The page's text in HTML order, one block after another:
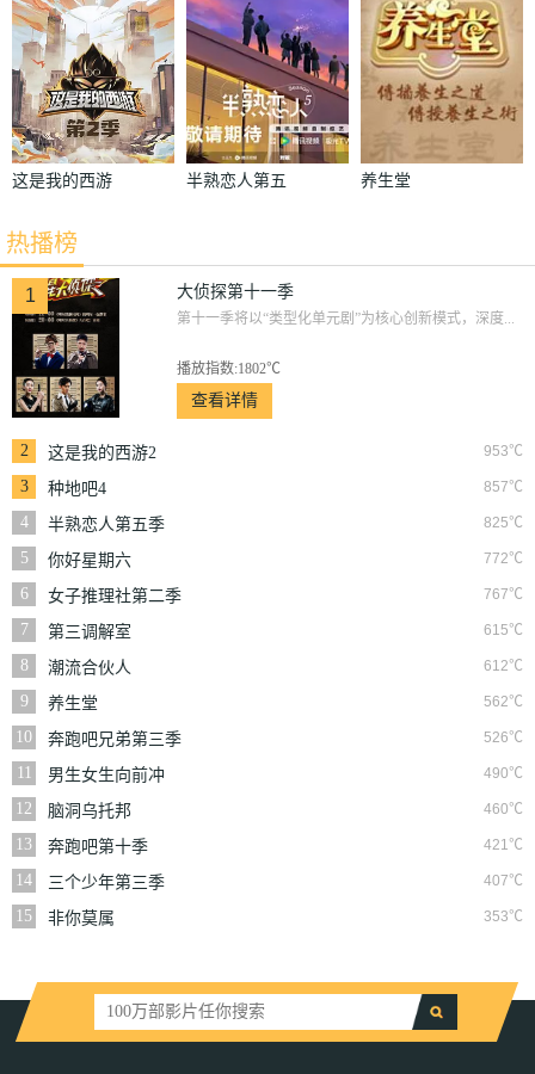
这是我的西游
半熟恋人第五
养生堂
热播榜
1 大侦探第十一季
第十一季将以“类型化单元剧”为核心创新模式，深度...
播放指数:1802℃
查看详情
2 953℃
这是我的西游2
3
857℃
种地吧4
4
825℃
半熟恋人第五季
5
772℃
你好星期六
6
767℃
女子推理社第二季
7
615℃
第三调解室
8
612℃
潮流合伙人
9
562℃
养生堂
10
526℃
奔跑吧兄弟第三季
11
490℃
男生女生向前冲
12
460℃
脑洞乌托邦
13
421℃
奔跑吧第十季
14
407℃
三个少年第三季
15
353℃
非你莫属